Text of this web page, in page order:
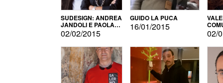
SUDESIGN: ANDREA
JANDOLI E PAOLA
PISAPIA
02/02/2015
GUIDO LA PUCA
16/01/2015
02/